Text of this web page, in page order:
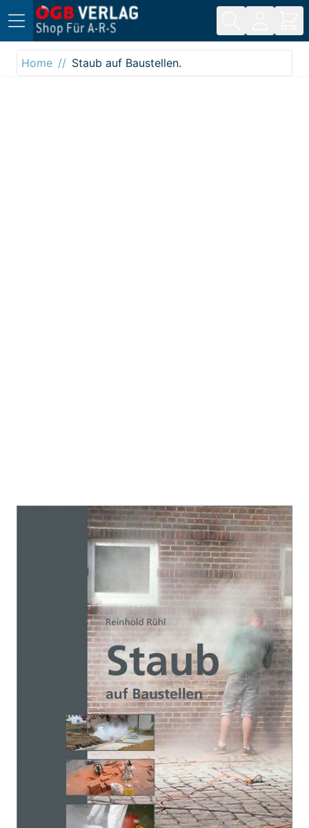
Direkt zum Inhalt
Home
Staub auf Baustellen.
Staub auf Baustellen.
Zur Wunschliste hinzufügen
Rühl Reinhold
Verlag: Fraunhofer IRB
09.11.2018
152 Seiten
kartoniert
ISBN: 978-3-7388-
0125-5
Bibliografische Daten
Produktbeschreibung